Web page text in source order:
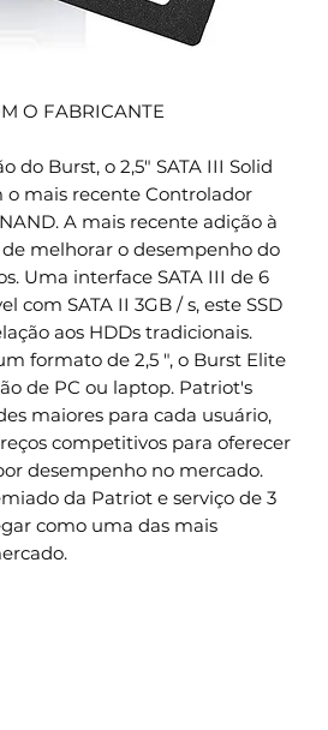
O FABRICANTE
do Burst, o 2,5" SATA III Solid
o mais recente Controlador
A mais recente adição à
melhorar o desempenho do
Uma interface SATA III de 6
com SATA II 3GB / s, este SSD
aos HDDs tradicionais.
formato de 2,5 ", o Burst Elite
de PC ou laptop. Patriot's
maiores para cada usuário,
competitivos para oferecer
desempenho no mercado.
da Patriot e serviço de 3
como uma das mais